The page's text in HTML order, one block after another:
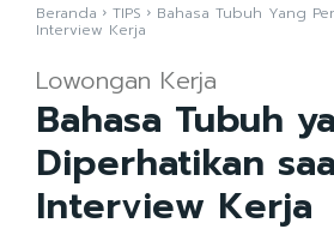
Beranda TIPS Bahasa Tubuh Yang
Interview Kerja
Lowongan Kerja
Bahasa Tubuh
Diperhatikan
Interview Kerja